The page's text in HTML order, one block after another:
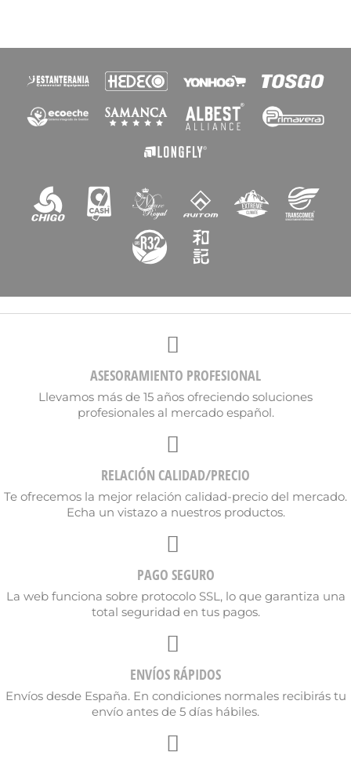
ASESORAMIENTO PROFESIONAL
Llevamos más de 15 años ofreciendo soluciones
profesionales al mercado español.
RELACIÓN CALIDAD/PRECIO
Te ofrecemos la mejor relación calidad-precio del mercado.
Echa un vistazo a nuestros productos.
PAGO SEGURO
La web funciona sobre protocolo SSL, lo que garantiza una
total seguridad en tus pagos.
ENVÍOS RÁPIDOS
Envíos desde España. En condiciones normales recibirás tu
envío antes de 5 días hábiles.
Crear lista de deseos ×
Nombre de la lista de deseos
Cancelar Crear lista de deseos